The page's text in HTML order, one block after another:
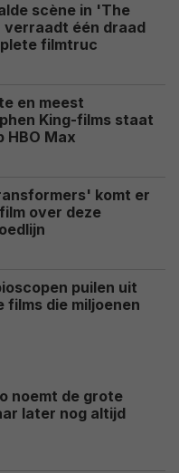
scène in 'The
verraadt één draad
filmtruc
en meest
King-films staat
HBO Max
komt er
over deze
puilen uit
die miljoenen
noemt de grote
later nog altijd